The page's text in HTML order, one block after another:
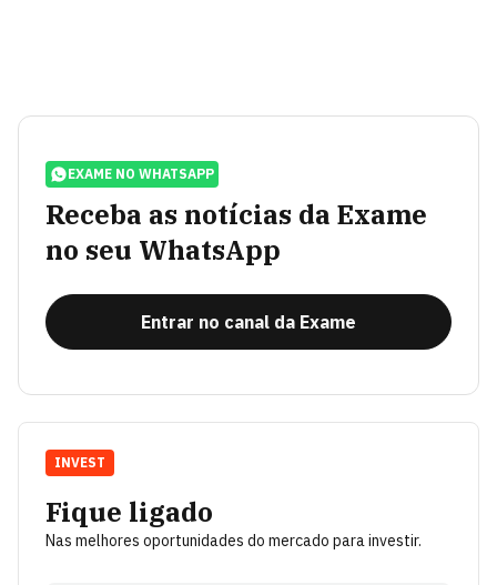
EXAME NO WHATSAPP
Receba as notícias da Exame
no seu WhatsApp
Entrar no canal da Exame
Fique ligado
Nas melhores oportunidades do mercado para investir.
INVEST